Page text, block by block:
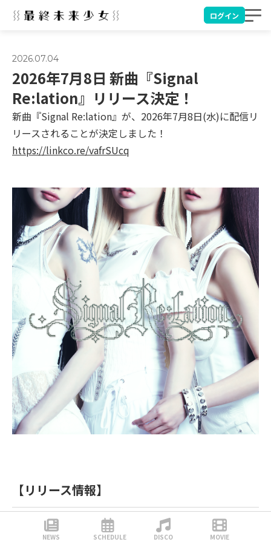
ログイン
2026.07.04
2026年7月8日 新曲『Signal
Re:lation』リリース決定！
新曲『Signal Re:lation』が、2026年7月8日(水)に配信リ
リースされることが決定しました！
https://linkco.re/vafrSUcq
【リリース情報】
◆Signal Re:lation
NEWS SCHEDULE DISCO MOVIE